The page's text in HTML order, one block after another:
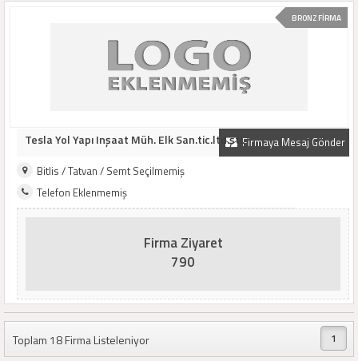
BRONZ FİRMA
Firmaya Mesaj Gönder
Tesla Yol Yapı Inşaat Müh. Elk San.tic.ltd.şti.
Bitlis / Tatvan / Semt Seçilmemiş
Telefon Eklenmemiş
Firma Ziyaret
790
Toplam 18 Firma Listeleniyor 1